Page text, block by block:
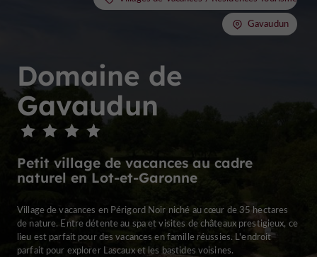
Domaine de
Gavaudun
Petit village de vacances au cadre
naturel en Lot-et-Garonne
Gavaudun
Village de vacances en Périgord Noir niché au cœur de 35 hectares
de nature. Entre détente au spa et visites de châteaux prestigieux, ce
lieu est parfait pour des vacances en famille réussies. L'endroit
parfait pour explorer Lascaux et les bastides voisines.